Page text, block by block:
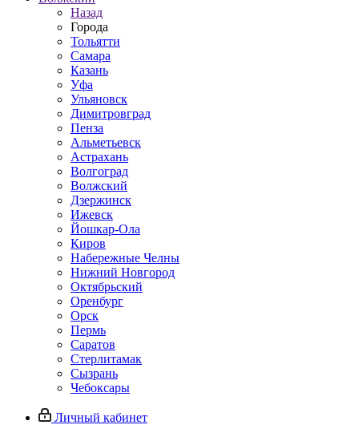
Назад
Города
Тольятти
Самара
Казань
Уфа
Ульяновск
Димитровград
Пенза
Альметьевск
Астрахань
Волгоград
Волжский
Дзержинск
Ижевск
Йошкар-Ола
Киров
Набережные Челны
Нижний Новгород
Октябрьский
Оренбург
Орск
Пермь
Саратов
Стерлитамак
Сызрань
Чебоксары
Личный кабинет